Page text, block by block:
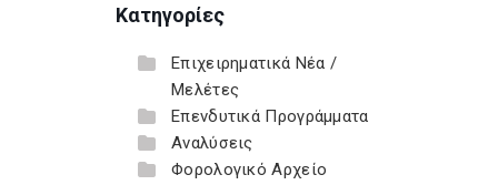
Κατηγορίες
Επιχειρηματικά Νέα /
Μελέτες
Επενδυτικά Προγράμματα
Αναλύσεις
Φορολογικό Αρχείο